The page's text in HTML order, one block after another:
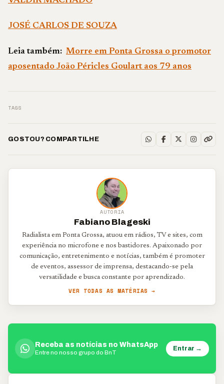
JOSÉ CARLOS DE SOUZA
Leia também: Morre em Ponta Grossa o promotor
aposentado João Péricles Goulart aos 79 anos
TAGS
GOSTOU? COMPARTILHE
AUTORIA
Fabiano Blageski
Radialista em Ponta Grossa, atuou em rádios, TV e sites, com
experiência no microfone e nos bastidores. Apaixonado por
comunicação, entretenimento e notícias, também é promoter
de eventos, assessor de imprensa, destacando-se pela
versatilidade e busca constante por aprendizado.
VER TODAS AS MATÉRIAS →
Receba as notícias no WhatsApp
Entre no nosso grupo do BnT
Entrar →